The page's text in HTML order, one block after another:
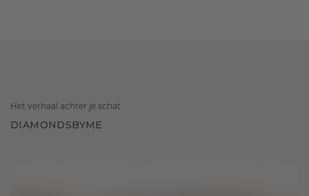
Het verhaal achter je schat
DIAMONDSBYME